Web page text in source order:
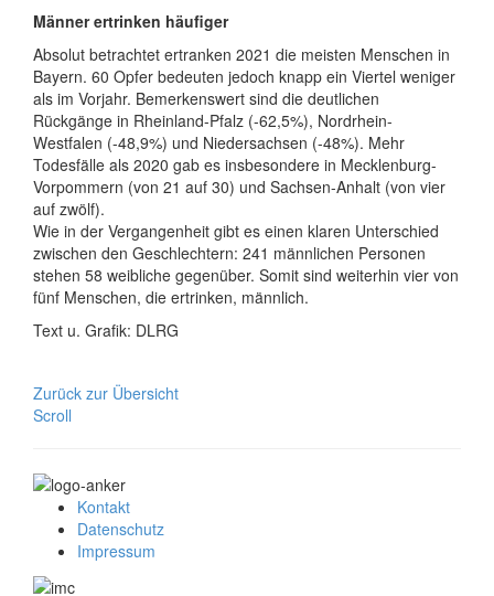
Männer ertrinken häufiger
Absolut betrachtet ertranken 2021 die meisten Menschen in
Bayern. 60 Opfer bedeuten jedoch knapp ein Viertel weniger
als im Vorjahr. Bemerkenswert sind die deutlichen
Rückgänge in Rheinland-Pfalz (-62,5%), Nordrhein-
Westfalen (-48,9%) und Niedersachsen (-48%). Mehr
Todesfälle als 2020 gab es insbesondere in Mecklenburg-
Vorpommern (von 21 auf 30) und Sachsen-Anhalt (von vier
auf zwölf).
Wie in der Vergangenheit gibt es einen klaren Unterschied
zwischen den Geschlechtern: 241 männlichen Personen
stehen 58 weibliche gegenüber. Somit sind weiterhin vier von
fünf Menschen, die ertrinken, männlich.
Text u. Grafik: DLRG
Zurück zur Übersicht
Scroll
Kontakt
Datenschutz
Impressum